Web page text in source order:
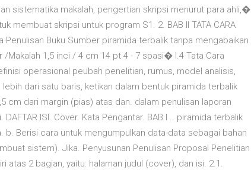
sistematika makalah, pengertian skripsi menurut para ahli,�
membuat skripsi untuk program S1. 2. BAB II TATA CARA
Penulisan Buku Sumber piramida terbalik tanpa mengabaikan
Makalah 1,5 inci / 4 cm 14 pt 4 - 7 spasi� I.4 Tata Cara
operasional peubah penelitian, rumus, model analisis,
dari satu baris, ketikan dalam bentuk piramida terbalik
cm dari margin (pias) atas dan. dalam penulisan laporan
ISI. Cover. Kata Pengantar. BAB I .. piramida terbalik
b. Berisi cara untuk mengumpulkan data-data sebagai bahan
sistem). Jika. Penyusunan Penulisan Proposal Penelitian
atas 2 bagian, yaitu: halaman judul (cover), dan isi. 2.1.